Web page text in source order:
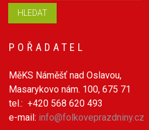
HLEDAT
POŘADATEL
MěKS Náměšť nad Oslavou,
Masarykovo nám. 100, 675 71
tel.: +420 568 620 493
e-mail: info@folkoveprazdniny.cz